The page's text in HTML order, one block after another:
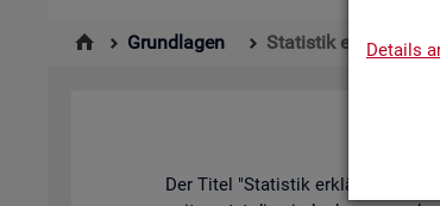
Details
Grundlagen Statistik erklärt
Der Titel "Sta­tis­tik er­klärt" kann